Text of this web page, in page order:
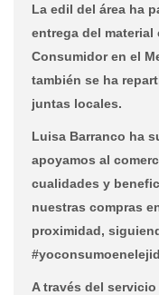
La edil del área ha
entrega del
Consumidor en el
también se ha
juntas locales.
Luisa Barranco ha
apoyamos al
cualidades y
nuestras compras
proximidad,
A través del